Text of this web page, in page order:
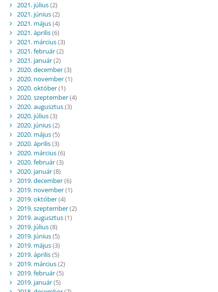
2021. július(2)
2021. június(2)
2021. május(4)
2021. április(6)
2021. március(3)
2021. február(2)
2021. január(2)
2020. december(3)
2020. november(1)
2020. október(1)
2020. szeptember(4)
2020. augusztus(3)
2020. július(3)
2020. június(2)
2020. május(5)
2020. április(3)
2020. március(6)
2020. február(3)
2020. január(8)
2019. december(6)
2019. november(1)
2019. október(4)
2019. szeptember(2)
2019. augusztus(1)
2019. július(8)
2019. június(5)
2019. május(3)
2019. április(5)
2019. március(2)
2019. február(5)
2019. január(5)